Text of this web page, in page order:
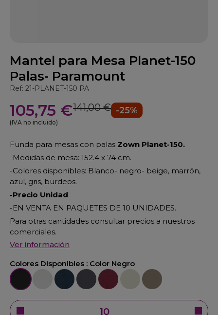
Mantel para Mesa Planet-150
Palas- Paramount
Ref: 21-PLANET-150 PA
105,75 €141,00 € -25%
(IVA no incluido)
Funda para mesas con palas Zown Planet-150.
-Medidas de mesa: 152.4 x 74 cm.
-Colores disponibles: Blanco- negro- beige, marrón,
azul, gris, burdeos.
-Precio Unidad
-EN VENTA EN PAQUETES DE 10 UNIDADES.
Para otras cantidades consultar precios a nuestros
comerciales.
Ver información
Colores Disponibles : Color Negro
Color NegroColor Blanco
Color AzúlColor Antracita
Color Burdeos
Color beigeColor marrón